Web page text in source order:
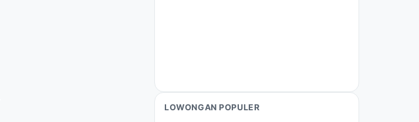
LOWONGAN POPULER